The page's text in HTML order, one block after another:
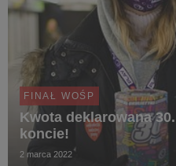
FINAŁ WOŚP
Kwota deklarowana
koncie!
2 marca 2022